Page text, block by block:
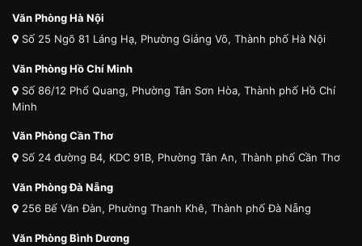
Văn Phòng Hà Nội
Số 25 Ngõ 81 Láng Hạ, Phường Giảng Võ, Thành phố Hà Nội
Văn Phòng Hồ Chí Minh
Số 86/12 Phổ Quang, Phường Tân Sơn Hòa, Thành phố Hồ Chí
Minh
Văn Phòng Cần Thơ
Số 24 đường B4, KDC 91B, Phường Tân An, Thành phố Cần Thơ
Văn Phòng Đà Nẵng
256 Bế Văn Đàn, Phường Thanh Khê, Thành phố Đà Nẵng
Văn Phòng Bình Dương